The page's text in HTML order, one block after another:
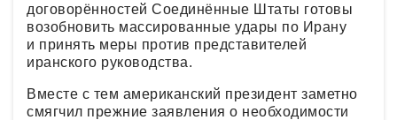
договорённостей Соединённые Штаты готовы
возобновить массированные удары по Ирану
и принять меры против представителей
иранского руководства.
Вместе с тем американский президент заметно
смягчил прежние заявления о необходимости